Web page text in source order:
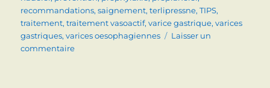
recommandations,saignement,terlipressne,TIPS,
traitement,traitement vasoactif,varice gastrique,varices
gastriques,varices oesophagiennes
Laisser un
commentairesur